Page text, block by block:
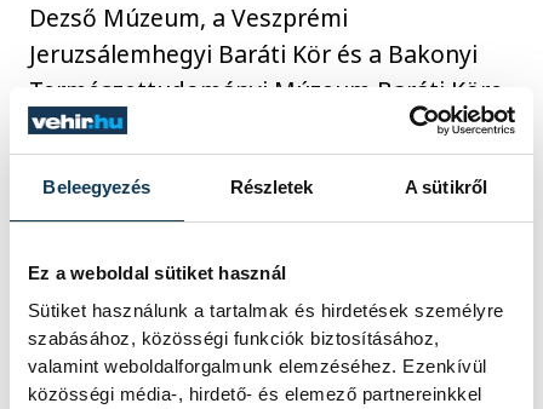
Beleegyezés Részletek A sütikről
Ez a weboldal sütiket használ
Sütiket használunk a tartalmak és hirdetések személyre
szabásához, közösségi funkciók biztosításához,
valamint weboldalforgalmunk elemzéséhez. Ezenkívül
közösségi média-, hirdető- és elemező partnereinkkel
Dezső Múzeum, a Veszprémi
Jeruzsálemhegyi Baráti Kör és a Bakonyi
Természettudományi Múzeum Baráti Köre
közös szoborpályázatának eredményeit. Az
emléklapokat és okleveleketKutasi Csaba,
az MTM Bakonyi Természettudományi
diákoknak.
kultúra Porga Gyula
EKF